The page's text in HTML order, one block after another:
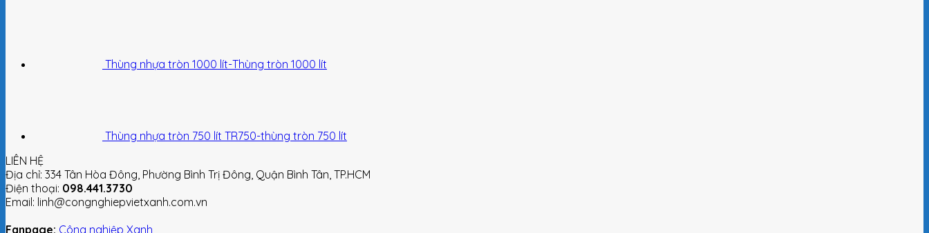
Thùng nhựa tròn 1000 lít-Thùng tròn 1000 lít
Thùng nhựa tròn 750 lít TR750-thùng tròn 750 lít
LIÊN HỆ
Địa chỉ: 334 Tân Hòa Đông, Phường Bình Trị Đông, Quận Bình Tân, TP.HCM
Điện thoại: 098.441.3730
Email: linh@congnghiepvietxanh.com.vn
Fanpage: Công nghiệp Xanh